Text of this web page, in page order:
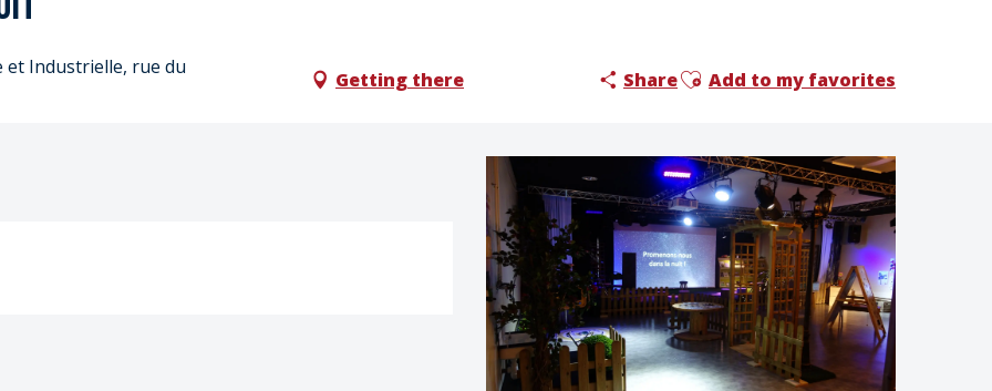
et Industrielle, rue du
Getting there ShareAjouter aux favoris
Add to my favorites